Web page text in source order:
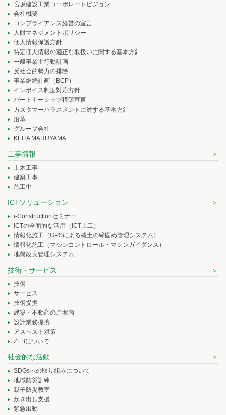
宮坂建設工業コーポレートビジョン
会社概要
コンプライアンス経営の宣言
人財マネジメントポリシー
個人情報保護方針
特定個人情報の適正な取扱いに関する基本方針
一般事業主行動計画
反社会的勢力の排除
事業継続計画（BCP）
インボイス制度対応方針
パートナーシップ構築宣言
カスタマーハラスメントに対する基本方針
沿革
グループ会社
KEITA MARUYAMA
工事情報
土木工事
建築工事
施工中
ICTソリューション
i-Constructionセミナー
ICTの全面的な活用（ICT土工）
情報化施工（GPSによる盛土の締固め管理システム）
情報化施工（マシンコントロール・マシンガイダンス）
地盤改良管理システム
技術・サービス
技術
サービス
技術提携
建築・不動産のご案内
設計業務提携
アスベスト対策
ZEBについて
社会的な活動
SDGsへの取り組みについて
地域防災訓練
親子防災教室
炊き出し支援
緊急出動